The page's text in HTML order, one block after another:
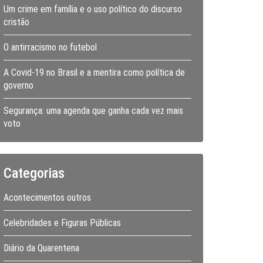
Um crime em família e o uso político do discurso
cristão
O antirracismo no futebol
A Covid-19 no Brasil e a mentira como política de
governo
Segurança: uma agenda que ganha cada vez mais
voto
Categorias
Acontecimentos outros
Celebridades e Figuras Públicas
Diário da Quarentena